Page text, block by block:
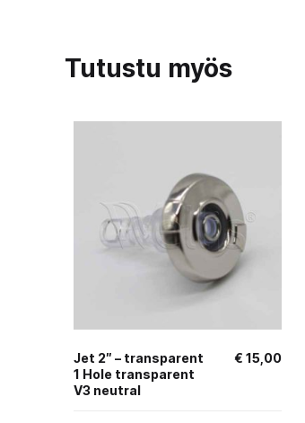
Tutustu myös
Jet 2″ – transparent
1 Hole transparent
V3 neutral
€ 15,00